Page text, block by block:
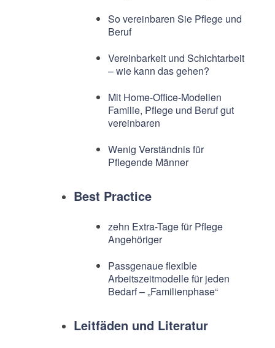
So vereinbaren Sie Pflege und
Beruf
Vereinbarkeit und Schichtarbeit
– wie kann das gehen?
Mit Home-Office-Modellen
Familie, Pflege und Beruf gut
vereinbaren
Wenig Verständnis für
Pflegende Männer
Best Practice
zehn Extra-Tage für Pflege
Angehöriger
Passgenaue flexible
Arbeitszeitmodelle für jeden
Bedarf – „Familienphase“
Leitfäden und Literatur